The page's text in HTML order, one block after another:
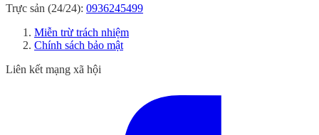
Trực sản (24/24): 0936245499
Miễn trừ trách nhiệm
Chính sách bảo mật
Liên kết mạng xã hội